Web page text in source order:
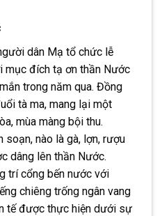
dân Mạ tổ chức lễ
mục đích tạ ơn thần Nước
trong năm qua. Đồng
tà ma, mang lại một
mùa màng bội thu.
soạn, nào là gà, lợn, rượu
dâng lên thần Nước.
trí cổng bến nước với
chiêng trống ngân vang
tế được thực hiện dưới sự